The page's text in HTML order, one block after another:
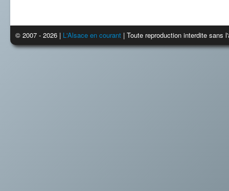
© 2007 - 2026 | L'Alsace en courant | Toute reproduction interdite sans